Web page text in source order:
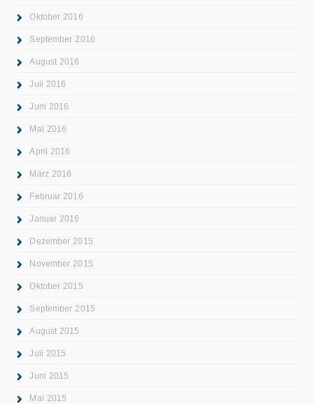
Oktober 2016
September 2016
August 2016
Juli 2016
Juni 2016
Mai 2016
April 2016
März 2016
Februar 2016
Januar 2016
Dezember 2015
November 2015
Oktober 2015
September 2015
August 2015
Juli 2015
Juni 2015
Mai 2015